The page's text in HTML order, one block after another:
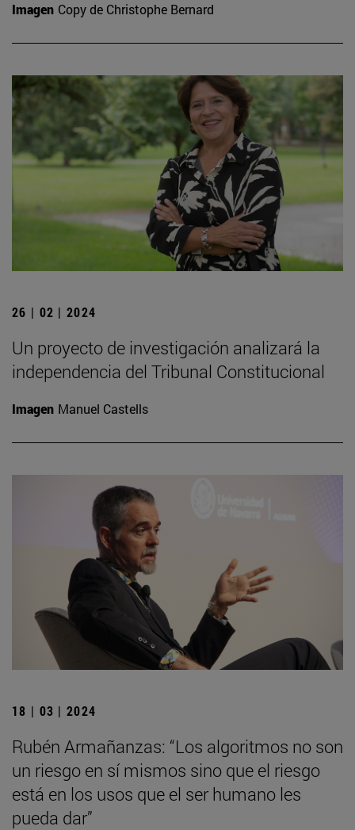
Imagen Copy de Christophe Bernard
26 | 02 | 2024
Un proyecto de investigación analizará la
independencia del Tribunal Constitucional
Imagen Manuel Castells
18 | 03 | 2024
Rubén Armañanzas: “Los algoritmos no son
un riesgo en sí mismos sino que el riesgo
está en los usos que el ser humano les
pueda dar”